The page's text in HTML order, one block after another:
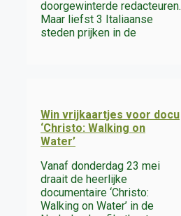
doorgewinterde redacteuren.
Maar liefst 3 Italiaanse
steden prijken in de
Win vrijkaartjes voor docu
‘Christo: Walking on
Water’
Vanaf donderdag 23 mei
draait de heerlijke
documentaire ‘Christo:
Walking on Water’ in de